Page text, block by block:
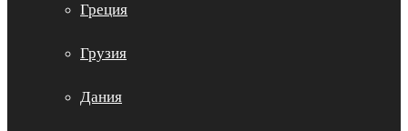
Греция
Грузия
Дания